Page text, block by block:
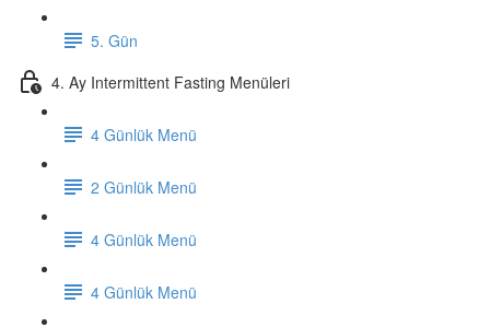
5. Gün
4. Ay Intermittent Fasting Menüleri
4 Günlük Menü
2 Günlük Menü
4 Günlük Menü
4 Günlük Menü